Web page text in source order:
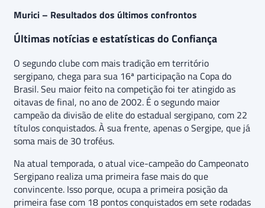
Murici – Resultados dos últimos confrontos
Últimas notícias e estatísticas do Confiança
O segundo clube com mais tradição em território
sergipano, chega para sua 16ª participação na Copa do
Brasil. Seu maior feito na competição foi ter atingido as
oitavas de final, no ano de 2002. É o segundo maior
campeão da divisão de elite do estadual sergipano, com 22
títulos conquistados. À sua frente, apenas o Sergipe, que já
soma mais de 30 troféus.
Na atual temporada, o atual vice-campeão do Campeonato
Sergipano realiza uma primeira fase mais do que
convincente. Isso porque, ocupa a primeira posição da
primeira fase com 18 pontos conquistados em sete rodadas